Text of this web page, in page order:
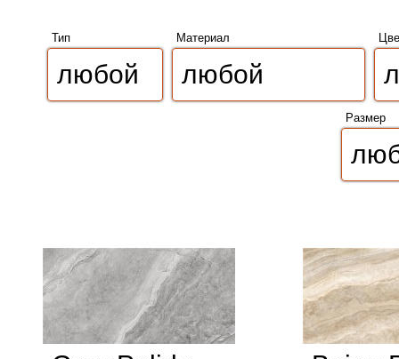
Тип Материал
Размер